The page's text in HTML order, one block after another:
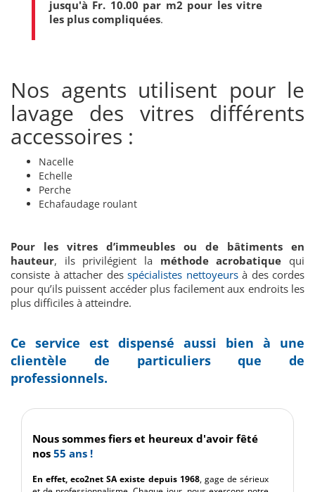
jusqu'à Fr. 10.00 par m2 pour les vitre
les plus compliquées.
Nos agents utilisent pour le
lavage des vitres différents
accessoires :
Nacelle
Echelle
Perche
Echafaudage roulant
Pour les vitres d’immeubles ou de bâtiments en
hauteur, ils privilégient la méthode acrobatique qui
consiste à attacher des spécialistes nettoyeursà des cordes
pour qu’ils puissent accéder plus facilement aux endroits les
plus difficiles à atteindre.
Ce service est dispensé aussi bien à une
clientèle de particuliers que de
professionnels.
Nous sommes fiers et heureux d'avoir fêté
nos 55 ans !
En effet, eco2net SA existe depuis 1968, gage de sérieux